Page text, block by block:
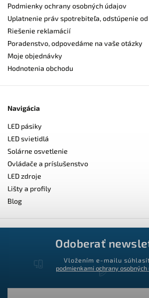
Podmienky ochrany osobných údajov
Uplatnenie práv spotrebiteľa, odstúpenie
Riešenie reklamácií
Poradenstvo, odpovedáme na vaše otázky
Moje objednávky
Hodnotenia obchodu
Navigácia
LED pásiky
LED svietidlá
Solárne osvetlenie
Ovládače a príslušenstvo
LED zdroje
Lišty a profily
Blog
Odoberať
Vložením e-mailu
podmienkami ochrany osobných